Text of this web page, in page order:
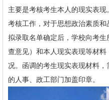
主要是考核考生本人的现实表
考核工作，对于思想政治素质和
拟录取名单确定后，学校向考
查意见）和本人现实表现等材
况。函调的考生现实表现材料
的人事、政工部门加盖印章。